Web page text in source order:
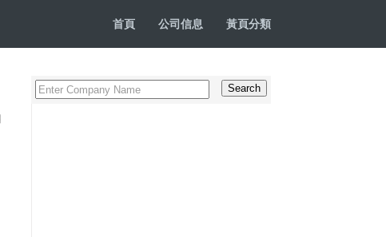
首頁 公司信息 黃頁分類